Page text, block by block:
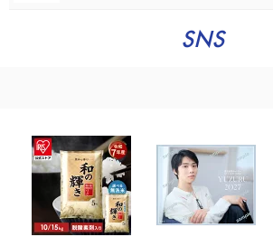
SNS